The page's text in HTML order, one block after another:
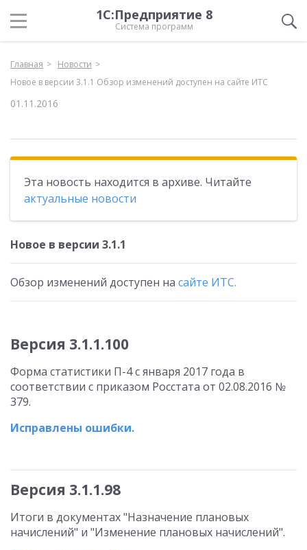
1С:Предприятие 8
Система программ
Главная
Новости
Новое в версии 3.1.1 Обзор изменений доступен на сайте ИТС
01.11.2016
Эта новость находится в архиве. Читайте
актуальные новости
Новое в версии 3.1.1
Обзор изменений доступен на сайте ИТС.
Версия 3.1.1.100
Форма статистики П-4 с января 2017 года в
соответствии с приказом Росстата от 02.08.2016 №
379.
Исправлены ошибки.
Версия 3.1.1.98
Итоги в документах "Назначение плановых
начислений" и "Изменение плановых начислений".